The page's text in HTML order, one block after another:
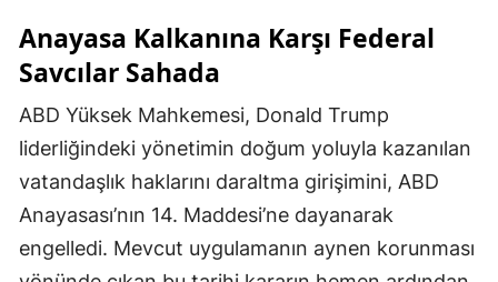
Anayasa Kalkanına Karşı Federal
Savcılar Sahada
ABD Yüksek Mahkemesi, Donald Trump
liderliğindeki yönetimin doğum yoluyla kazanılan
vatandaşlık haklarını daraltma girişimini, ABD
Anayasası’nın 14. Maddesi’ne dayanarak
engelledi. Mevcut uygulamanın aynen korunması